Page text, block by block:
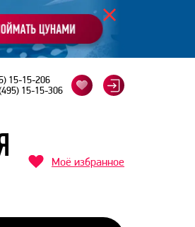
15-15-206
15-15-306
Моё избранное